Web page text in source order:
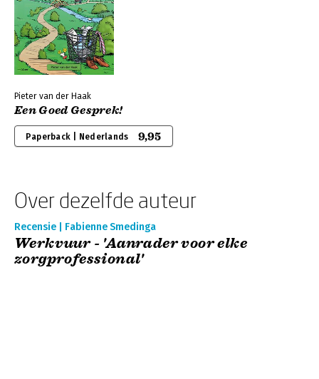
Pieter van der Haak
Een Goed Gesprek!
Paperback | Nederlands 9,95
Over dezelfde auteur
Recensie | Fabienne Smedinga
Werkvuur - 'Aanrader voor elke
zorgprofessional'